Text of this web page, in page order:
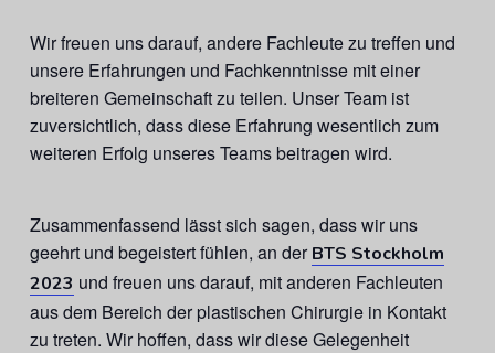
Wir freuen uns darauf, andere Fachleute zu treffen und
unsere Erfahrungen und Fachkenntnisse mit einer
breiteren Gemeinschaft zu teilen. Unser Team ist
zuversichtlich, dass diese Erfahrung wesentlich zum
weiteren Erfolg unseres Teams beitragen wird.
Zusammenfassend lässt sich sagen, dass wir uns
geehrt und begeistert fühlen, an der BTS Stockholm
2023 und freuen uns darauf, mit anderen Fachleuten
aus dem Bereich der plastischen Chirurgie in Kontakt
zu treten. Wir hoffen, dass wir diese Gelegenheit